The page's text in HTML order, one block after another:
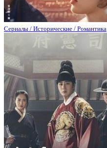
Сериалы / Исторические / Романтика